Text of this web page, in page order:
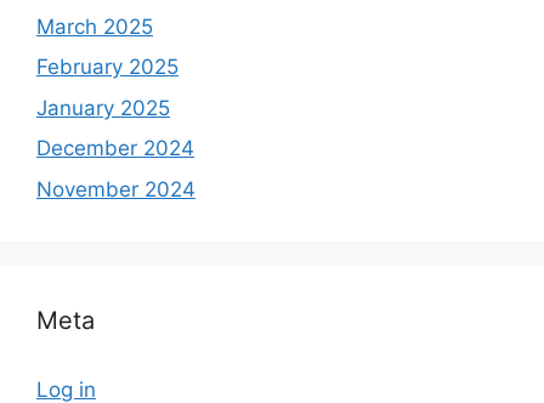
March 2025
February 2025
January 2025
December 2024
November 2024
Meta
Log in